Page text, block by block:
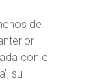
de
con el
su